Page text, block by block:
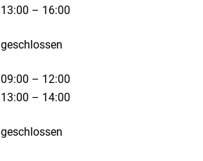
13:00 – 16:00
geschlossen
09:00 – 12:00
13:00 – 14:00
geschlossen